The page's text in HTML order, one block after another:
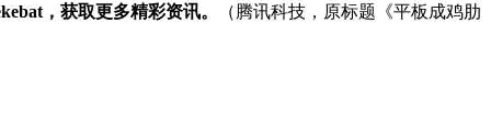
，获取更多精彩资讯。
（腾讯科技，原标题《平板成鸡肋